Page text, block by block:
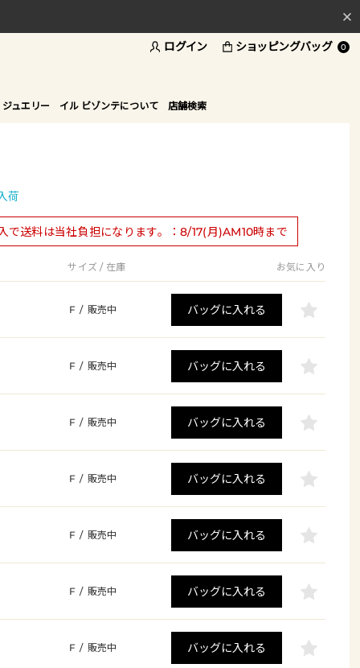
ログイン ショッピングバッグ 0
ュエリー イル ビゾンテについて 店舗検索
荷
で送料は当社負担になります。：8/17(月)AM10時まで
サイズ / 在庫 お気に入り
F / 販売中 バッグに入れる
F / 販売中 バッグに入れる
F / 販売中 バッグに入れる
F / 販売中 バッグに入れる
F / 販売中 バッグに入れる
F / 販売中 バッグに入れる
F / 販売中 バッグに入れる